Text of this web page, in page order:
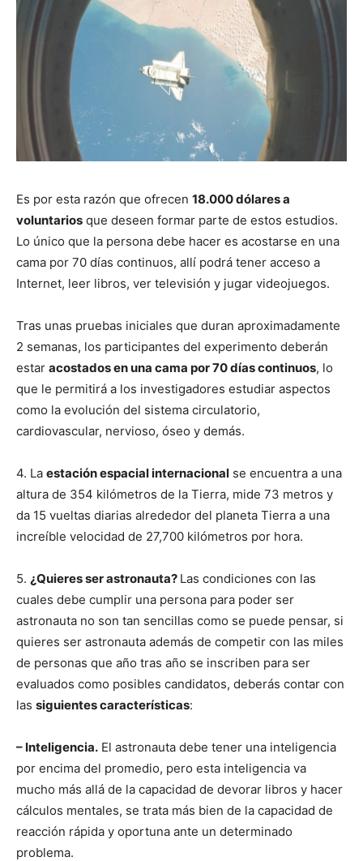
Es por esta razón que ofrecen 18.000 dólares a
voluntarios que deseen formar parte de estos estudios.
Lo único que la persona debe hacer es acostarse en una
cama por 70 días continuos, allí podrá tener acceso a
Internet, leer libros, ver televisión y jugar videojuegos.
Tras unas pruebas iniciales que duran aproximadamente
2 semanas, los participantes del experimento deberán
estar acostados en una cama por 70 días continuos, lo
que le permitirá a los investigadores estudiar aspectos
como la evolución del sistema circulatorio,
cardiovascular, nervioso, óseo y demás.
4. La estación espacial internacional se encuentra a una
altura de 354 kilómetros de la Tierra, mide 73 metros y
da 15 vueltas diarias alrededor del planeta Tierra a una
increíble velocidad de 27,700 kilómetros por hora.
5. ¿Quieres ser astronauta? Las condiciones con las
cuales debe cumplir una persona para poder ser
astronauta no son tan sencillas como se puede pensar, si
quieres ser astronauta además de competir con las miles
de personas que año tras año se inscriben para ser
evaluados como posibles candidatos, deberás contar con
las siguientes características:
– Inteligencia. El astronauta debe tener una inteligencia
por encima del promedio, pero esta inteligencia va
mucho más allá de la capacidad de devorar libros y hacer
cálculos mentales, se trata más bien de la capacidad de
reacción rápida y oportuna ante un determinado
problema.